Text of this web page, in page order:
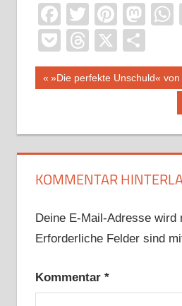
Facebook
Twitter
PocketThreads
X
Vorheriger
»Die perfekte Unschuld«
KOMMENTAR
Deine E-Mail-Adresse
Erforderliche Felder sind
Kommentar *